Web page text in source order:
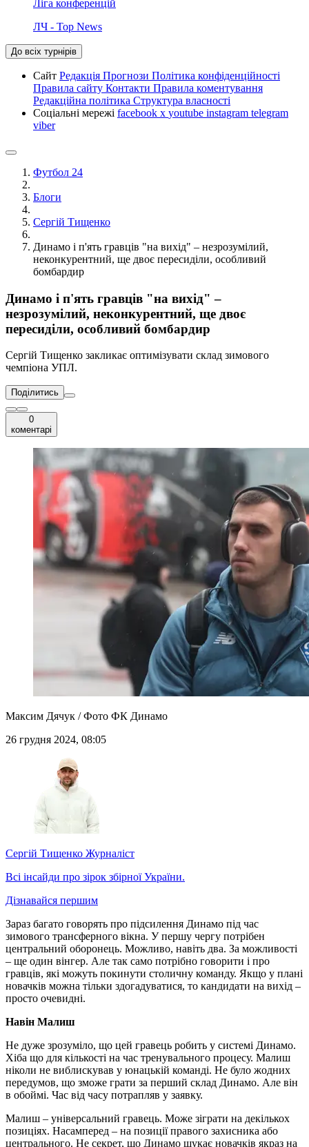
Ліга конференцій
ЛЧ - Top News
До всіх турнірів
Сайт Редакція Прогнози Політика конфіденційності
Правила сайту Контакти Правила коментування
Редакційна політика Структура власності
Соціальні мережі facebook x youtube instagram telegram
viber
Футбол 24
Блоги
Сергій Тищенко
Динамо і п'ять гравців "на вихід" – незрозумілий,
неконкурентний, ще двоє пересиділи, особливий
бомбардир
Динамо і п'ять гравців "на вихід" –
незрозумілий, неконкурентний, ще двоє
пересиділи, особливий бомбардир
Сергій Тищенко закликає оптимізувати склад зимового
чемпіона УПЛ.
Поділитись
0
коментарі
Максим Дячук / Фото ФК Динамо
26 грудня 2024, 08:05
Сергій Тищенко Журналіст
Всі інсайди про зірок збірної України.
Дізнавайся першим
Зараз багато говорять про підсилення Динамо під час
зимового трансферного вікна. У першу чергу потрібен
центральний оборонець. Можливо, навіть два. За можливості
– ще один вінгер. Але так само потрібно говорити і про
гравців, які можуть покинути столичну команду. Якщо у плані
новачків можна тільки здогадуватися, то кандидати на вихід –
просто очевидні.
Навін Малиш
Не дуже зрозуміло, що цей гравець робить у системі Динамо.
Хіба що для кількості на час тренувального процесу. Малиш
ніколи не виблискував у юнацькій команді. Не було жодних
передумов, що зможе грати за перший склад Динамо. Але він
в обоймі. Час від часу потрапляв у заявку.
Малиш – універсальний гравець. Може зіграти на декількох
позиціях. Насамперед – на позиції правого захисника або
центрального. Не секрет, що Динамо шукає новачків якраз на